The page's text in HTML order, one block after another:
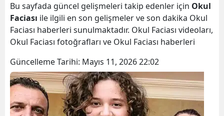
Bu sayfada güncel gelişmeleri takip edenler için Okul
Faciası ile ilgili en son gelişmeler ve son dakika Okul
Faciası haberleri sunulmaktadır. Okul Faciası videoları,
Okul Faciası fotoğrafları ve Okul Faciası haberleri
Güncelleme Tarihi: Mayıs 11, 2026 22:02